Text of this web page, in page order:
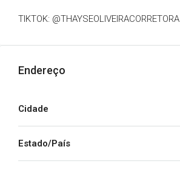
TIKTOK: @THAYSEOLIVEIRACORRETORA
Endereço
Cidade
Estado/País